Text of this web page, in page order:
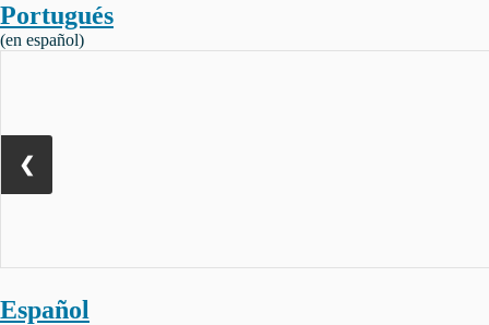
Portugués
(en español)
❮
Español